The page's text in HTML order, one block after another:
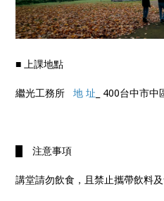
■ 上課地點
繼光工務所地 址 _ 400台中市
█ 注意事項
講堂請勿飲食，且禁止攜帶飲料及